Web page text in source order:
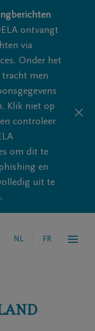
ontvangt
via
Onder het
tracht men
Klik niet op
controleer
om dit te
en
uit te
NL FR